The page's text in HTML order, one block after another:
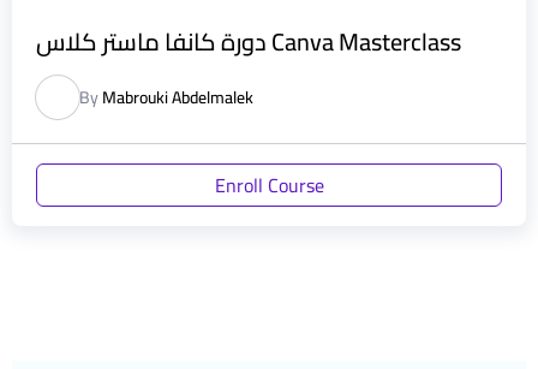
دورة كانفا ماستر كلاس Canva Masterclass
ByMabrouki Abdelmalek
Enroll Course